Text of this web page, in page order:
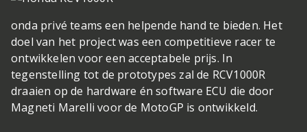
onda privé teams een helpende hand te bieden. Het
doel van het project was een competitieve racer te
ontwikkelen voor een acceptabele prijs. In
tegenstelling tot de prototypes zal de RCV1000R
draaien op de hardware én software ECU die door
Magneti Marelli voor de MotoGP is ontwikkeld.